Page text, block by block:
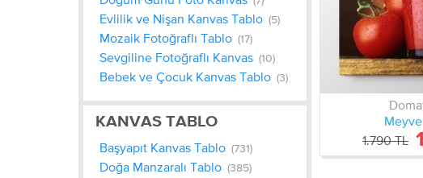
Evlilik ve Nişan Kanvas Tablo (5)
Mozaik Fotoğraflı Tablo (17)
Sevgiline Fotoğraflı Kanvas (10)
Bebek ve Çocuk Kanvas Tablo (3)
KANVAS TABLO
Başyapıt Kanvas Tablo (731)
Doğa Manzaralı Tablo (385)
1.790 TL